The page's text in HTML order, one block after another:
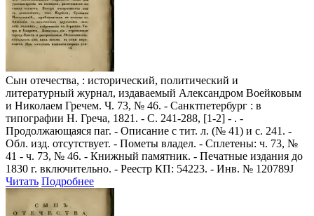
Сын отечества, : исторический, политический и
литературный журнал, издаваемый Александром Воейковым
и Николаем Гречем. Ч. 73, № 46. - Санктпетербург : в
типографии Н. Греча, 1821. - С. 241-288, [1-2] - . -
Продолжающаяся паг. - Описание с тит. л. (№ 41) и с. 241. -
Обл. изд. отсутствует. - Пометы владел. - Сплетены: ч. 73, №
41 - ч. 73, № 46. - Книжный памятник. - Печатные издания до
1830 г. включительно. - Реестр КП: 54223. - Инв. № 120789J
Читать Подробнее